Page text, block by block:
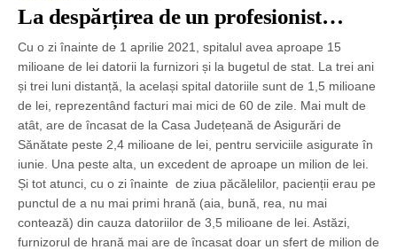
La despărțirea de un profesionist…
Cu o zi înainte de 1 aprilie 2021, spitalul avea aproape 15
milioane de lei datorii la furnizori și la bugetul de stat. La trei ani
și trei luni distanță, la același spital datoriile sunt de 1,5 milioane
de lei, reprezentând facturi mai mici de 60 de zile. Mai mult de
atât, are de încasat de la Casa Județeană de Asigurări de
Sănătate peste 2,4 milioane de lei, pentru serviciile asigurate în
iunie. Una peste alta, un excedent de aproape un milion de lei.
Și tot atunci, cu o zi înainte de ziua păcălelilor, pacienții erau pe
punctul de a nu mai primi hrană (aia, bună, rea, nu mai
contează) din cauza datoriilor de 3,5 milioane de lei. Astăzi,
furnizorul de hrană mai are de încasat doar un sfert de milion de